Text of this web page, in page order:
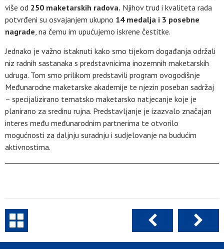
više od 250 maketarskih radova. Njihov trud i kvaliteta rada
potvrđeni su osvajanjem ukupno 14 medalja i 3 posebne
nagrade , na čemu im upućujemo iskrene čestitke.
Jednako je važno istaknuti kako smo tijekom događanja održali
niz radnih sastanaka s predstavnicima inozemnih maketarskih
udruga. Tom smo prilikom predstavili program ovogodišnje
Međunarodne maketarske akademije te njezin poseban sadržaj
– specijalizirano tematsko maketarsko natjecanje koje je
planirano za sredinu rujna. Predstavljanje je izazvalo značajan
interes među međunarodnim partnerima te otvorilo
mogućnosti za daljnju suradnju i sudjelovanje na budućim
aktivnostima.